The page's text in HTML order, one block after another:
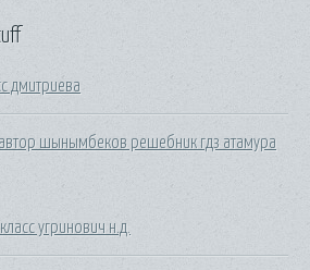
дмитриева
шынымбеков решебник гдз атамура
угринович н.д.